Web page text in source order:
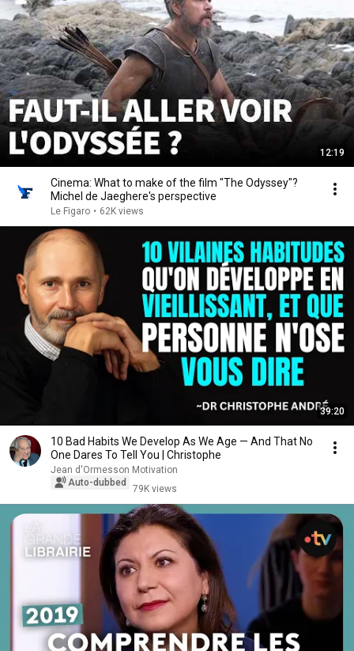
12:19
Cinema: What to make of the film "The Odyssey"?
Michel de Jaeghere's perspective
Le Figaro • 62K views
39:20
10 Bad Habits We Develop As We Age — And That No
One Dares To Tell You | Christophe
Jean d'Ormesson Motivation
Auto-dubbed
79K views